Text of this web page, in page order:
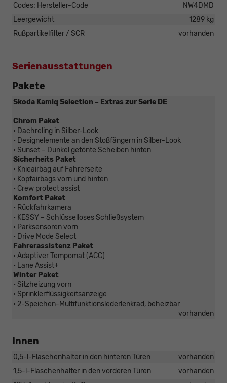
Codes: Hersteller-Code
NW4DMD
Leergewicht
1289 kg
Rußpartikelfilter / SCR
vorhanden
Serienausstattungen
Pakete
Skoda Kamiq Selection – Extras zur Serie DE
Chrom Paket
• Dachreling in Silber-Look
• Designelemente an den Stoßfängern in Silber-Look
• Sunset – Dunkel getönte Scheiben hinten
Sicherheits Paket
• Knieairbag auf Fahrerseite
• Kopfairbags vorn und hinten
• Crew protect assist
Komfort Paket
• Rückfahrkamera
• KESSY – Schlüsselloses Schließsystem
• Parksensoren vorn
• Drive Mode Select
Fahrerassistenz Paket
• Adaptiver Tempomat (ACC)
• Lane Assist+
Winter Paket
• Sitzheizung vorn
• Sprinklerflüssigkeitsanzeige
• 2-Speichen-Multifunktionslederlenkrad, beheizbar
vorhanden
Innen
0,5-l-Flaschenhalter in den hinteren Türen
vorhanden
1,5-l-Flaschenhalter in den vorderen Türen
vorhanden